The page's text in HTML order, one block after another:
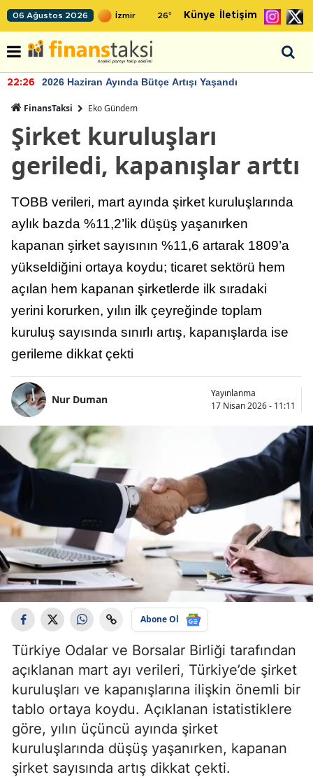
06 Ağustos 2026 26° Künye İletişim
22:26 2026 Haziran Ayında Bütçe Artışı Yaşandı
FinansTaksi Eko Gündem
Şirket kuruluşları
geriledi, kapanışlar arttı
TOBB verileri, mart ayında şirket kuruluşlarında
aylık bazda %11,2’lik düşüş yaşanırken
kapanan şirket sayısının %11,6 artarak 1809’a
yükseldiğini ortaya koydu; ticaret sektörü hem
açılan hem kapanan şirketlerde ilk sıradaki
yerini korurken, yılın ilk çeyreğinde toplam
kuruluş sayısında sınırlı artış, kapanışlarda ise
gerileme dikkat çekti
Nur Duman
Yayınlanma
17 Nisan 2026 - 11:11
Abone Ol
Türkiye Odalar ve Borsalar Birliği tarafından
açıklanan mart ayı verileri, Türkiye’de şirket
kuruluşları ve kapanışlarına ilişkin önemli bir
tablo ortaya koydu. Açıklanan istatistiklere
göre, yılın üçüncü ayında şirket
kuruluşlarında düşüş yaşanırken, kapanan
şirket sayısında artış dikkat çekti.